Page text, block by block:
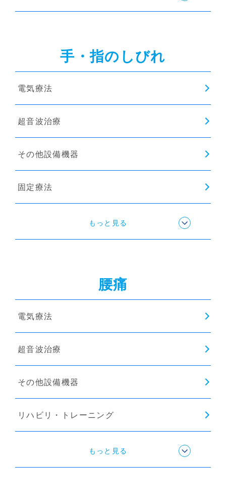
手・指のしびれ
電気療法
超音波治療
その他設備機器
固定療法
インソール
もっと見る
腰痛
電気療法
超音波治療
その他設備機器
リハビリ・トレーニング
もっと見る